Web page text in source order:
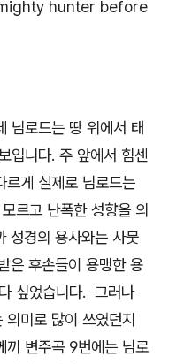
hunter before
님로드는 땅 위에서 태
입니다. 주 앞에서 힘센
르게 실제로 님로드는
르고 난폭한 성향을 의
성경의 용사와는 사뭇
은 후손들이 용맹한 용
싶었습니다. 그러나
미로 많이 쓰였던지
끼 변주곡 9번에는 님로